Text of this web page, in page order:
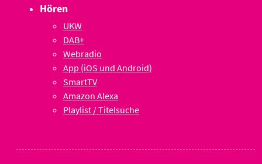
Hören
UKW
DAB+
Webradio
App (iOS und Android)
SmartTV
Amazon Alexa
Playlist / Titelsuche